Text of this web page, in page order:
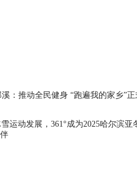
：推动全民健身 “跑遍我的家乡”正